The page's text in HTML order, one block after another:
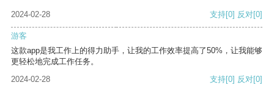
2024-02-28 支持[0] 反对[0]
游客
这款app是我工作上的得力助手，让我的工作效率提高了50%，让我能够
更轻松地完成工作任务。
2024-02-28
支持[0] 反对[0]